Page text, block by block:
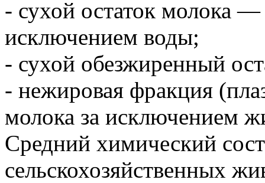
- сухой остаток молока —
исключением воды;
- сухой обезжиренный
- нежировая фракция
молока за исключением
Средний химический
сельскохозяйственных